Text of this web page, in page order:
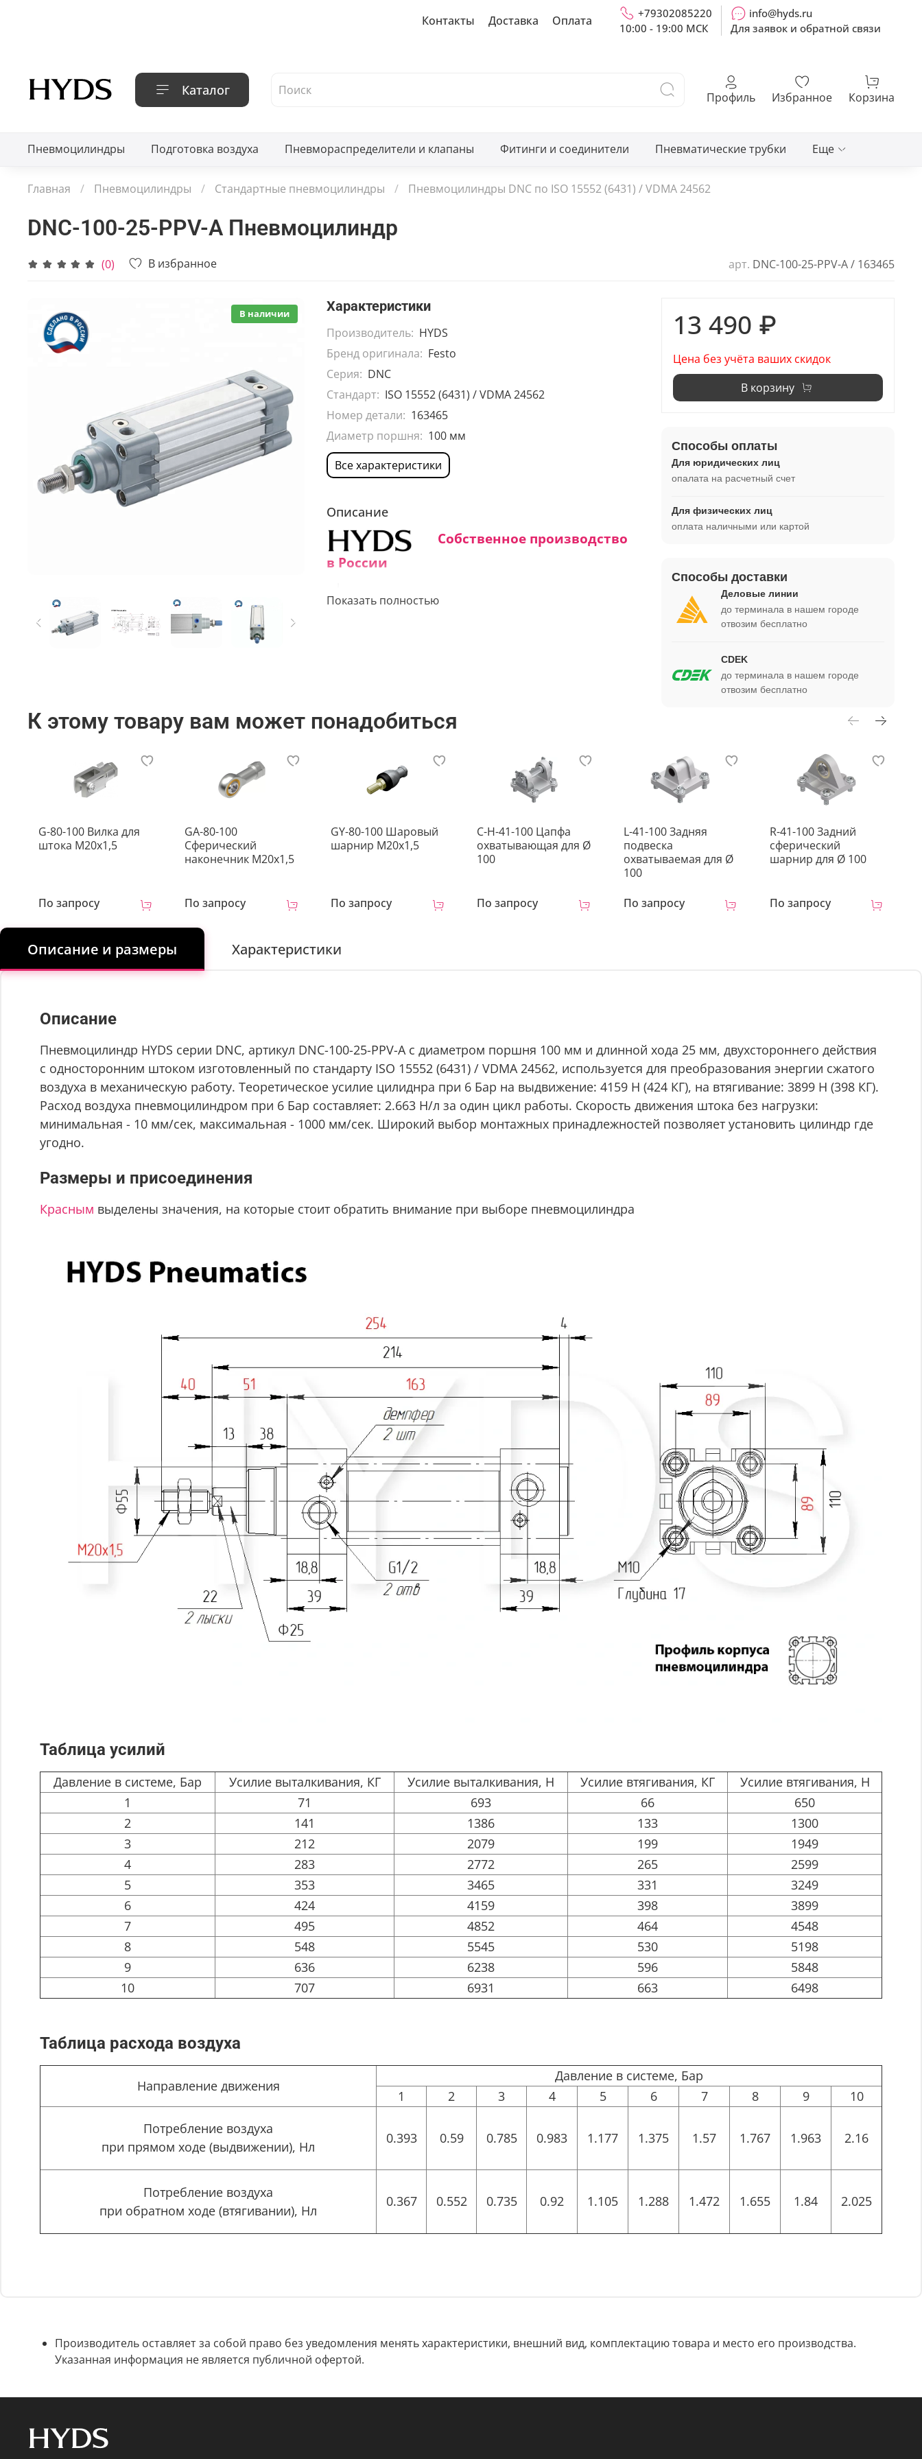
Контакты Доставка Оплата
+79302085220
10:00 - 19:00 МСК
info@hyds.ru
Для заявок и обратной связи
Каталог Профиль Избранное Корзина
Пневмоцилиндры Подготовка воздуха Пневмораспределители и клапаны Фитинги и соединители Пневматические трубки Еще
Главная Пневмоцилиндры Стандартные пневмоцилиндры Пневмоцилиндры DNC по ISO 15552 (6431) / VDMA 24562
DNC-100-25-PPV-A Пневмоцилиндр
(0) В избранное арт. DNC-100-25-PPV-A / 163465
В наличии Характеристики
Производитель: HYDS
Бренд оригинала: Festo
Серия: DNC
Стандарт: ISO 15552 (6431) / VDMA 24562
Номер детали: 163465
Диаметр поршня: 100 мм
Все характеристики
Описание
Собственное производство
в России
Средний срок изготовления:
Показать полностью
13 490 ₽
Цена без учёта ваших скидок
В корзину
Способы оплаты
Для юридических лиц
опалата на расчетный счет
Для физических лиц
оплата наличными или картой
Способы доставки
Деловые линии
до терминала в нашем городе
отвозим бесплатно
CDEK
до терминала в нашем городе
отвозим бесплатно
К этому товару вам может понадобиться
G-80-100 Вилка для
штока M20x1,5
По запросу
GA-80-100
Сферический
наконечник M20x1,5
По запросу
GY-80-100 Шаровый
шарнир М20х1,5
По запросу
C-H-41-100 Цапфа
охватывающая для Ø
100
По запросу
L-41-100 Задняя
подвеска
охватываемая для Ø
100
По запросу
R-41-100 Задний
сферический
шарнир для Ø 100
По запросу
Описание и размеры Характеристики
Описание
Пневмоцилиндр HYDS серии DNC, артикул DNC-100-25-PPV-A с диаметром поршня 100 мм и длинной хода 25 мм, двухстороннего действия
с односторонним штоком изготовленный по стандарту ISO 15552 (6431) / VDMA 24562, используется для преобразования энергии сжатого
воздуха в механическую работу. Теоретическое усилие цилиднра при 6 Бар на выдвижение: 4159 Н (424 КГ), на втягивание: 3899 Н (398 КГ).
Расход воздуха пневмоцилиндром при 6 Бар составляет: 2.663 Н/л за один цикл работы. Скорость движения штока без нагрузки:
минимальная - 10 мм/сек, максимальная - 1000 мм/сек. Широкий выбор монтажных принадлежностей позволяет установить цилиндр где
угодно.
Размеры и присоединения
Красным выделены значения, на которые стоит обратить внимание при выборе пневмоцилиндра
Таблица усилий
Давление в системе, Бар Усилие выталкивания, КГ Усилие выталкивания, Н Усилие втягивания, КГ
Усилие втягивания, Н
1
71 693 66
650
2
141 1386 133
1300
3
212 2079 199
1949
4
283 2772 265
2599
5
353 3465 331
3249
6
424 4159 398
3899
7
495 4852 464
4548
8
548 5545 530
5198
9
636 6238 596
5848
10
707 6931 663 6498
Таблица расхода воздуха
Направление движения
Давление в системе, Бар
1
2 3 4 5 6 7 8 9
10
Потребление воздуха
при прямом ходе (выдвижении), Нл
0.393 0.59 0.785 0.983 1.177 1.375 1.57 1.767 1.963 2.16
Потребление воздуха
при обратном ходе (втягивании), Нл
0.367 0.552 0.735 0.92 1.105 1.288 1.472 1.655 1.84 2.025
Производитель оставляет за собой право без уведомления менять характеристики, внешний вид, комплектацию товара и место его производства.
Указанная информация не является публичной офертой.